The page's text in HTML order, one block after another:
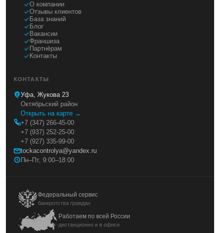
О компании
Отзывы клиентов
База знаний
Блог
Вакансии
Франшиза
Партнёрам
Контакты
КОНТАКТЫ
Уфа, Жукова 23
Октябрьский район
Открыть на карте →
+7 (347) 266-45-00
+7 (937) 252-25-00
+7 (927) 335-99-00
tockacontrolya@yandex.ru
Пн–Пт, 9:00–18:00
Федеральный сервис
банкротства граждан
Работаем по всей России
дистанционно и в офисе